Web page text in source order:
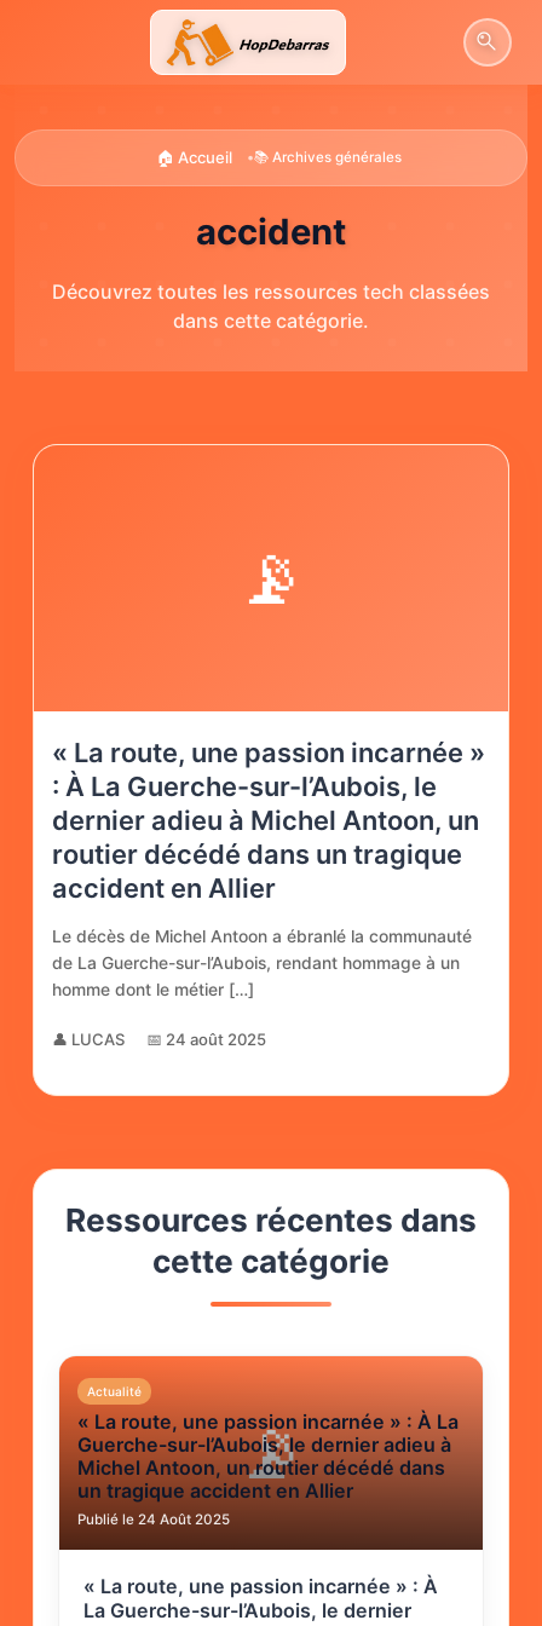
🏠 Accueil •📚 Archives générales
accident
Découvrez toutes les ressources tech classées
dans cette catégorie.
📡
« La route, une passion incarnée »
: À La Guerche-sur-l’Aubois, le
dernier adieu à Michel Antoon, un
routier décédé dans un tragique
accident en Allier
Le décès de Michel Antoon a ébranlé la communauté
de La Guerche-sur-l’Aubois, rendant hommage à un
homme dont le métier […]
👤 LUCAS 📅 24 août 2025
Ressources récentes dans
cette catégorie
📡
Actualité
« La route, une passion incarnée » : À La
Guerche-sur-l’Aubois, le dernier adieu à
Michel Antoon, un routier décédé dans
un tragique accident en Allier
Publié le 24 Août 2025
« La route, une passion incarnée » : À
La Guerche-sur-l’Aubois, le dernier